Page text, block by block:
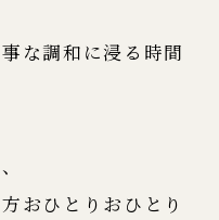
な調和に浸る時間
おひとりおひとり